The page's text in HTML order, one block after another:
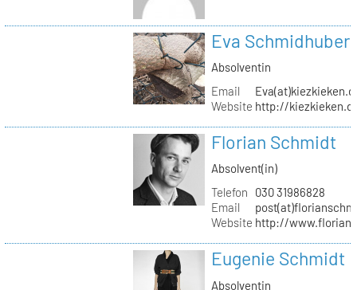
Eva Schmidhuber
Absolventin
Email
Website http://
Florian Schmidt
Absolvent(in)
Telefon
030 31986828
Email
Website http://
Eugenie Schmidt
Absolventin